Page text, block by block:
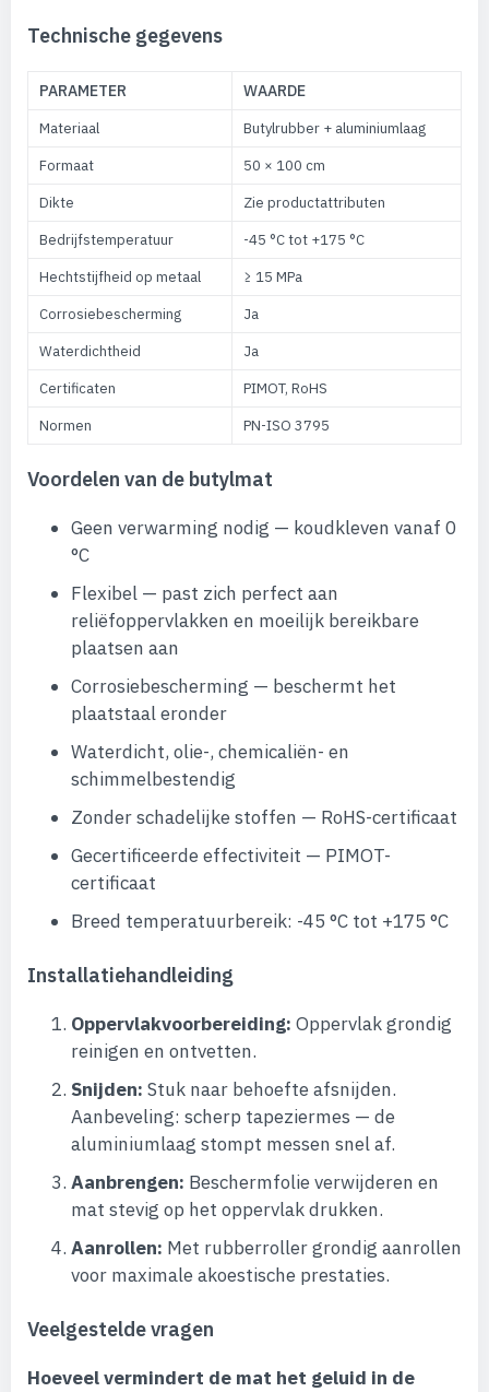
Technische gegevens
PARAMETER WAARDE
Materiaal
Butylrubber + aluminiumlaag
Formaat
50 × 100 cm
Dikte
Zie productattributen
Bedrijfstemperatuur
-45 °C tot +175 °C
Hechtstijfheid op metaal
≥ 15 MPa
Corrosiebescherming
Ja
Waterdichtheid
Ja
Certificaten
PIMOT, RoHS
Normen
PN-ISO 3795
Voordelen van de butylmat
Geen verwarming nodig — koudkleven vanaf 0
°C
Flexibel — past zich perfect aan
reliëfoppervlakken en moeilijk bereikbare
plaatsen aan
Corrosiebescherming — beschermt het
plaatstaal eronder
Waterdicht, olie-, chemicaliën- en
schimmelbestendig
Zonder schadelijke stoffen — RoHS-certificaat
Gecertificeerde effectiviteit — PIMOT-
certificaat
Breed temperatuurbereik: -45 °C tot +175 °C
Installatiehandleiding
Oppervlakvoorbereiding: Oppervlak grondig
reinigen en ontvetten.
Snijden: Stuk naar behoefte afsnijden.
Aanbeveling: scherp tapeziermes — de
aluminiumlaag stompt messen snel af.
Aanbrengen: Beschermfolie verwijderen en
mat stevig op het oppervlak drukken.
Aanrollen: Met rubberroller grondig aanrollen
voor maximale akoestische prestaties.
Veelgestelde vragen
Hoeveel vermindert de mat het geluid in de